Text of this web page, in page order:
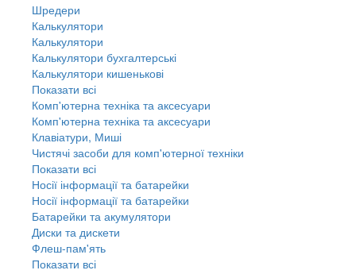
Шредери
Калькулятори
Калькулятори
Калькулятори бухгалтерські
Калькулятори кишенькові
Показати всі
Комп'ютерна техніка та аксесуари
Комп'ютерна техніка та аксесуари
Клавіатури, Миші
Чистячі засоби для комп'ютерної техніки
Показати всі
Носії інформації та батарейки
Носії інформації та батарейки
Батарейки та акумулятори
Диски та дискети
Флеш-пам'ять
Показати всі